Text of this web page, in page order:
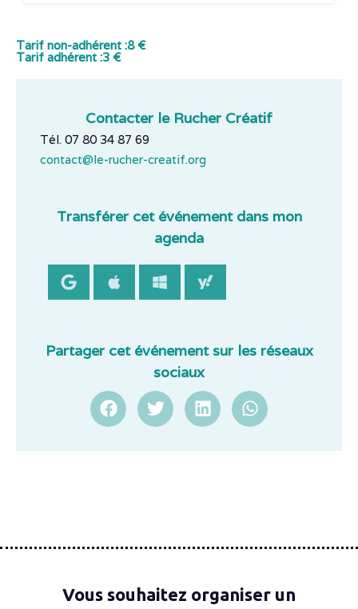
Tarif non-adhérent :8 €
Tarif adhérent :3 €
Contacter le Rucher Créatif
Tél. 07 80 34 87 69
contact@le-rucher-creatif.org
Transférer cet événement dans mon
agenda
Partager cet événement sur les réseaux
sociaux
Vous souhaitez organiser un